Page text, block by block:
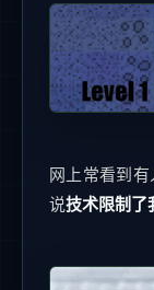
网上常看到
说技术限制了